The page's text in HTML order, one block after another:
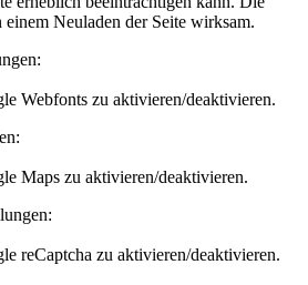
Neuladen der Seite wirksam.
Webfonts zu aktivieren/deaktivieren.
Maps zu aktivieren/deaktivieren.
reCaptcha zu aktivieren/deaktivieren.